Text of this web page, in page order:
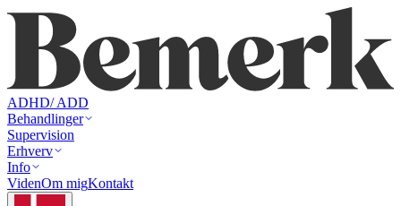
ADHD/ ADD
Behandlinger
Supervision
Erhverv
Info
VidenOm migKontakt